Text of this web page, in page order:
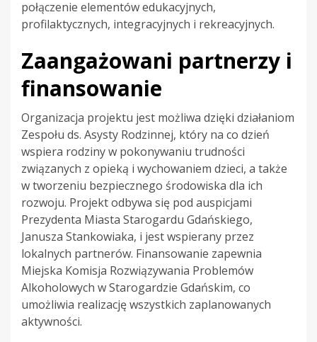
połączenie elementów edukacyjnych,
profilaktycznych, integracyjnych i rekreacyjnych.
Zaangażowani partnerzy i
finansowanie
Organizacja projektu jest możliwa dzięki działaniom
Zespołu ds. Asysty Rodzinnej, który na co dzień
wspiera rodziny w pokonywaniu trudności
związanych z opieką i wychowaniem dzieci, a także
w tworzeniu bezpiecznego środowiska dla ich
rozwoju. Projekt odbywa się pod auspicjami
Prezydenta Miasta Starogardu Gdańskiego,
Janusza Stankowiaka, i jest wspierany przez
lokalnych partnerów. Finansowanie zapewnia
Miejska Komisja Rozwiązywania Problemów
Alkoholowych w Starogardzie Gdańskim, co
umożliwia realizację wszystkich zaplanowanych
aktywności.